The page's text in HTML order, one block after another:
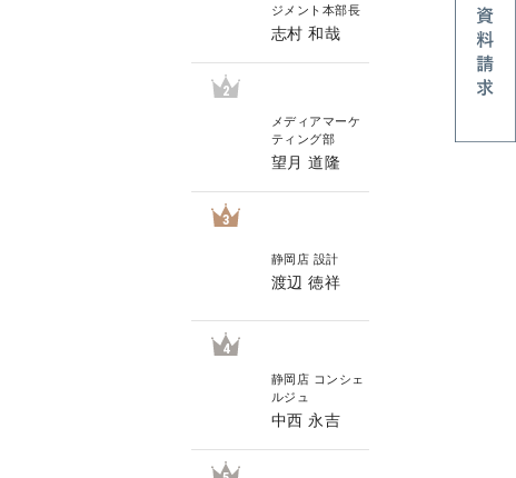
ジメント本部長
志村 和哉
2
メディアマーケ
ティング部
望月 道隆
3
静岡店 設計
渡辺 徳祥
4
静岡店 コンシェ
ルジュ
中西 永吉